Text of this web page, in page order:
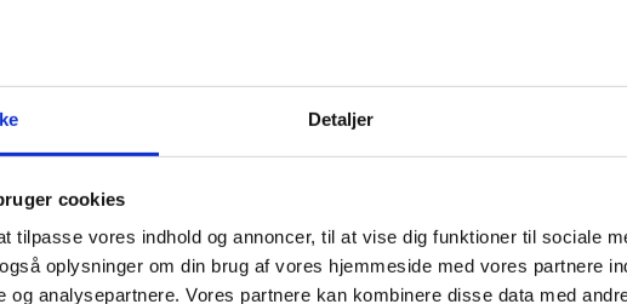
Detaljer
cookies
tilpasse vores indhold og annoncer, til at vise dig funktioner til sociale
oplysninger om din brug af vores hjemmeside med vores partnere
og analysepartnere. Vores partnere kan kombinere disse data med
Udviklingsprogram for afprøvning af fagplaner
I udviklingsprogrammet for afprøvning af folkeskolens fagplaner
og giver input og feedback.
Alle andre skoler har også mulighed for at prøve udkastene af på egen
formidles til fagudvalgene.
Styrelsen for Undervisning og Kvalitet har løbende dialog med de
CFU’s sommerkurser for lærere